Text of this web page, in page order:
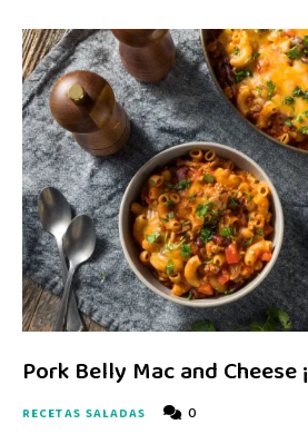
Pork Belly Mac and Cheese
RECETAS SALADAS 0